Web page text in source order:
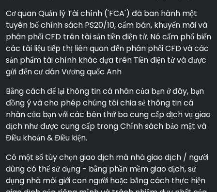
Cơ quan Quản lý Tài chính ('FCA') đã ban hành một
tuyên bố chính sách PS20/10, cấm bán, khuyến mãi và
phân phối CFD trên tài sản tiền điện tử. Nó cấm phổ biến
các tài liệu tiếp thị liên quan đến phân phối CFD và các
sản phẩm tài chính khác dựa trên Tiền điện tử và được
gửi đến cư dân Vương quốc Anh
Bằng cách để lại thông tin cá nhân của bạn ở đây, bạn
đồng ý và cho phép chúng tôi chia sẻ thông tin cá
nhân của bạn với các bên thứ ba cung cấp dịch vụ giao
dịch như được cung cấp trong Chính sách bảo mật và
Điều khoản & Điều kiện.
Có một số tùy chọn giao dịch mà nhà giao dịch / người
dùng có thể sử dụng - bằng phần mềm giao dịch, sử
dụng nhà môi giới con người hoặc bằng cách thực hiện